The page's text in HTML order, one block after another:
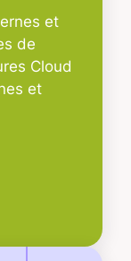
et
de
Cloud
et